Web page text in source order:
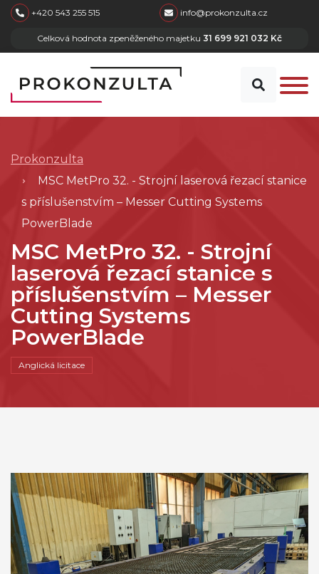
skip to main content
+420 543 255 515 info@prokonzulta.cz
Celková hodnota zpeněženého majetku 31 699 921 032 Kč
Prokonzulta
MSC MetPro 32. - Strojní laserová řezací stanice
s příslušenstvím – Messer Cutting Systems
PowerBlade
MSC MetPro 32. - Strojní
laserová řezací stanice s
příslušenstvím – Messer
Cutting Systems
PowerBlade
Anglická licitace